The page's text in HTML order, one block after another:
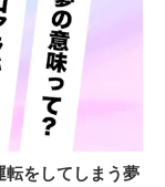
転をしてしまう夢